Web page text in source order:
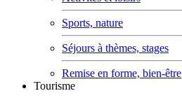
Sports, nature
Séjours à thèmes, stages
Remise en forme, bien-être
Tourisme